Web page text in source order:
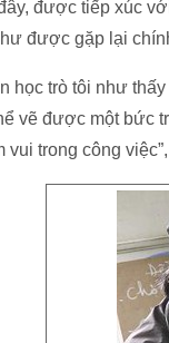
được tiếp xúc
được gặp lại
học trò tôi như
vẽ được một bức
vui trong công